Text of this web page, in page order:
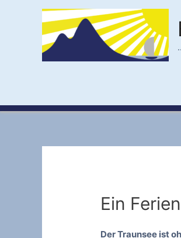
Ein
Der Traunsee ist